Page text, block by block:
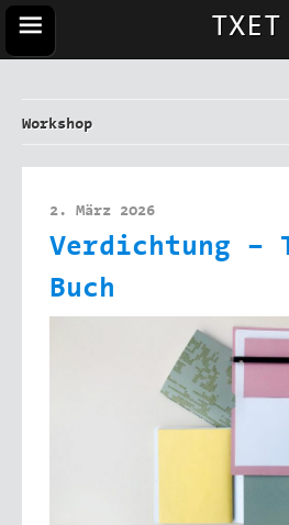
TXET
Workshop
2. März 2026
Verdichtung –
Buch